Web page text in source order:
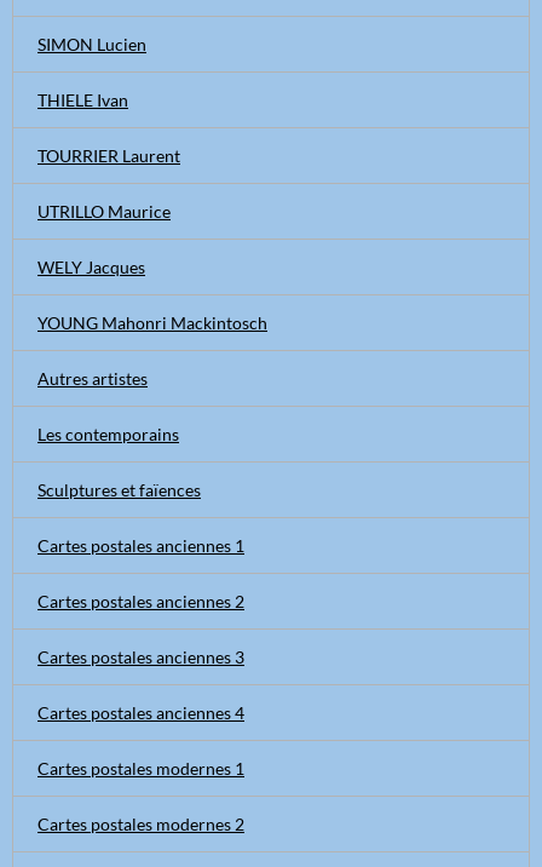
SIMON Lucien
THIELE Ivan
TOURRIER Laurent
UTRILLO Maurice
WELY Jacques
YOUNG Mahonri Mackintosch
Autres artistes
Les contemporains
Sculptures et faïences
Cartes postales anciennes 1
Cartes postales anciennes 2
Cartes postales anciennes 3
Cartes postales anciennes 4
Cartes postales modernes 1
Cartes postales modernes 2